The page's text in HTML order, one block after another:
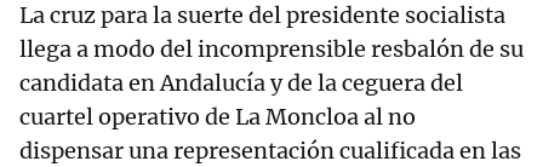
La cruz para la suerte del presidente socialista
llega a modo del incomprensible resbalón de su
candidata en Andalucía y de la ceguera del
cuartel operativo de La Moncloa al no
dispensar una representación cualificada en las